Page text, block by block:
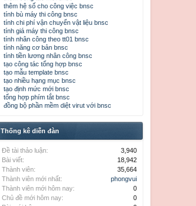
thêm hệ số cho công việc bnsc
tính bù máy thi công bnsc
tính chi phí vận chuyển vật liệu bnsc
tính giá máy thi công bnsc
tính nhân công theo tt01 bnsc
tính năng cơ bản bnsc
tính tiền lương nhân công bnsc
tạo công tác tổng hợp bnsc
tạo mẫu template bnsc
tạo nhiều hạng mục bnsc
tạo định mức mới bnsc
tổng hợp phím tắt bnsc
đồng bộ phần mềm diệt virut với bnsc
Thống kê diễn đàn
Đề tài thảo luận:
3,940
Bài viết:
18,942
Thành viên:
35,664
Thành viên mới nhất:
phongvui
Thành viên mới hôm nay:
0
Chủ đề mới hôm nay:
0